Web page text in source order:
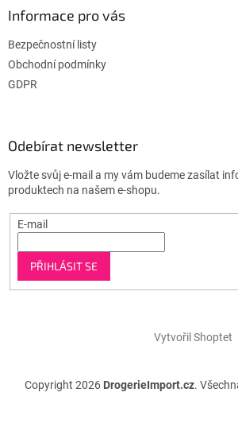
Informace pro vás
Bezpečnostní listy
Obchodní podmínky
GDPR
Odebírat newsletter
Vložte svůj e-mail a my vám budeme zasílat
produktech na našem e-shopu.
E-mail
PŘIHLÁSIT SE
Vytvořil Shoptet
Copyright 2026 DrogerieImport.cz.